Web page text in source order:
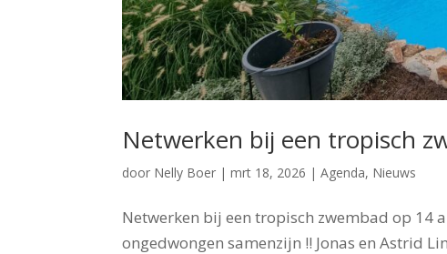
Netwerken bij een tropisch
door Nelly Boer |mrt 18, 2026 |Agenda, Nieuws
Netwerken bij een tropisch zwembad op 14
ongedwongen samenzijn !! Jonas en Astrid